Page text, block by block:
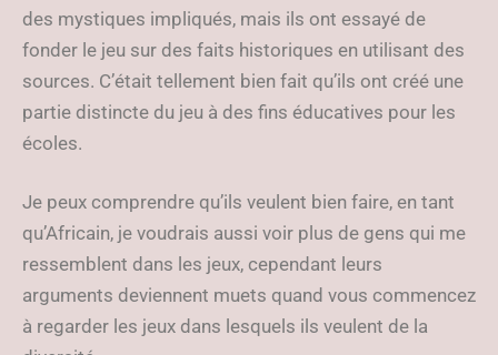
des mystiques impliqués, mais ils ont essayé de
fonder le jeu sur des faits historiques en utilisant des
sources. C’était tellement bien fait qu’ils ont créé une
partie distincte du jeu à des fins éducatives pour les
écoles.
Je peux comprendre qu’ils veulent bien faire, en tant
qu’Africain, je voudrais aussi voir plus de gens qui me
ressemblent dans les jeux, cependant leurs
arguments deviennent muets quand vous commencez
à regarder les jeux dans lesquels ils veulent de la